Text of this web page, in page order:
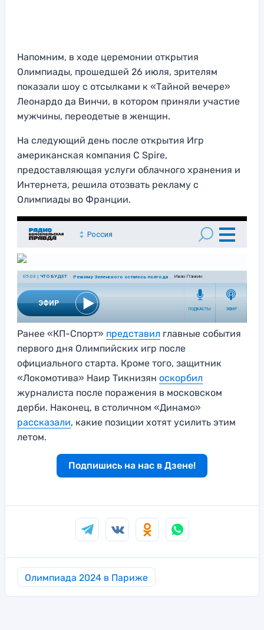
Напомним, в ходе церемонии открытия
Олимпиады, прошедшей 26 июля, зрителям
показали шоу с отсылками к «Тайной вечере»
Леонардо да Винчи, в котором приняли участие
мужчины, переодетые в женщин.
На следующий день после открытия Игр
американская компания C Spire,
предоставляющая услуги облачного хранения и
Интернета, решила отозвать рекламу с
Олимпиады во Франции.
Ранее «КП-Спорт» представил главные события
первого дня Олимпийских игр после
официального старта. Кроме того, защитник
«Локомотива» Наир Тикнизян оскорбил
журналиста после поражения в московском
дерби. Наконец, в столичном «Динамо»
рассказали, какие позиции хотят усилить этим
летом.
Подпишись на нас в Дзене!
Олимпиада 2024 в Париже